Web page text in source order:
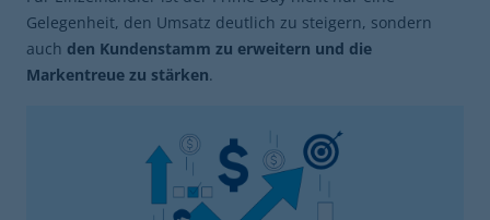
Gelegenheit, den Umsatz deutlich zu steigern, sondern
auch den Kundenstamm zu erweitern und die
Markentreue zu stärken.